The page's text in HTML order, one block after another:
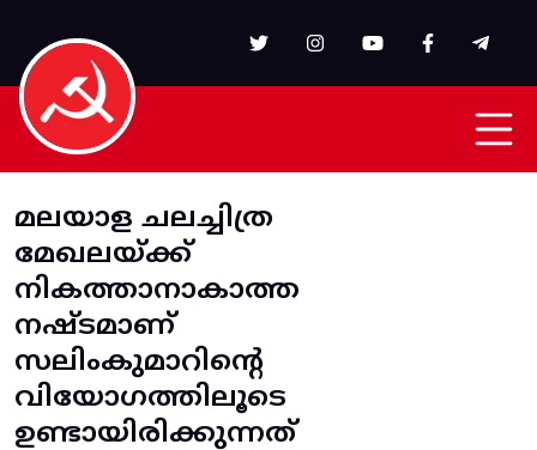
മലയാള ചലച്ചിത്ര
മേഖലയ്ക്ക്
നികത്താനാകാത്ത
നഷ്‌ടമാണ്
സലിംകുമാറിൻ്റെ
വിയോഗത്തിലൂടെ
ഉണ്ടായിരിക്കുന്നത്